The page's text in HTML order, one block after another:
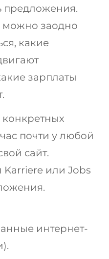
предложения.
можно заодно
какие
зарплаты
почти у любой
сайт.
Karriere или Jobs
интернет-